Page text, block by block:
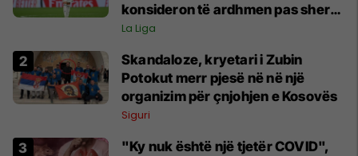
konsideron të ardhmen pas sherrit
me Tchouamenin
La Liga
Skandaloze, kryetari i Zubin
Potokut merr pjesë në në një
organizim për çnjohjen e Kosovës
Siguri
"Ky nuk është një tjetër COVID",